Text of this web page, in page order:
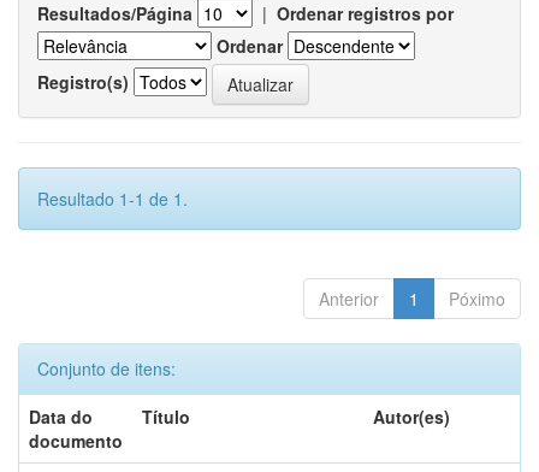
Resultados/Página | Ordenar registros por
Ordenar
Registro(s)
Resultado 1-1 de 1.
Anterior 1 Póximo
Conjunto de itens:
Data do
documento
Título Autor(es)